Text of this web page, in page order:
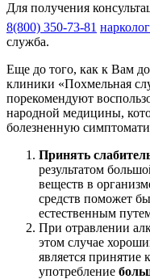
Для получения
8(800) 350-73-81
служба.
Еще до того, как к Вам
клиники «Похмельная
порекомендуют
народной медицины,
болезненную
Принять
результатом
веществ в
средств поможет
естественным
При отравлении
этом случае
является принятие
употребление